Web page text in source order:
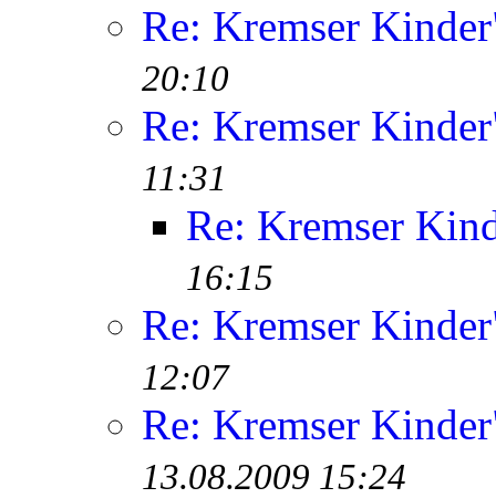
Re: Kremser
20:10
Re: Kremser
11:31
Re: Kremser
16:15
Re: Kremser
12:07
Re: Kremser
13.08.2009 15:24